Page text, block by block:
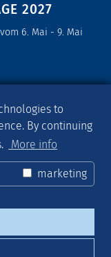
2027
6. Mai - 9. Mai
informiert.
!
to
By continuing
More info
marketing